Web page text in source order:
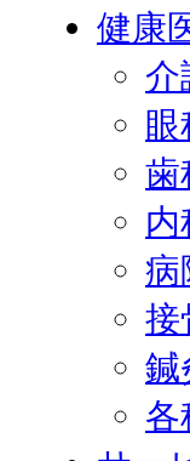
健康
介
眼
歯
内
病
接
鍼
各